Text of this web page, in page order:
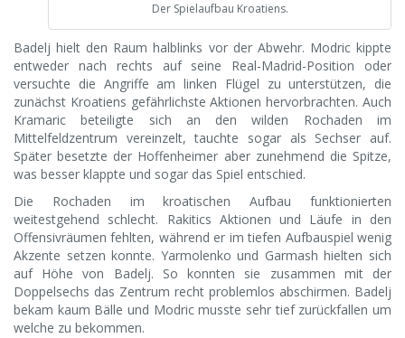
Der Spielaufbau Kroatiens.
Badelj hielt den Raum halblinks vor der Abwehr. Modric kippte
entweder nach rechts auf seine Real-Madrid-Position oder
versuchte die Angriffe am linken Flügel zu unterstützen, die
zunächst Kroatiens gefährlichste Aktionen hervorbrachten. Auch
Kramaric beteiligte sich an den wilden Rochaden im
Mittelfeldzentrum vereinzelt, tauchte sogar als Sechser auf.
Später besetzte der Hoffenheimer aber zunehmend die Spitze,
was besser klappte und sogar das Spiel entschied.
Die Rochaden im kroatischen Aufbau funktionierten
weitestgehend schlecht. Rakitics Aktionen und Läufe in den
Offensivräumen fehlten, während er im tiefen Aufbauspiel wenig
Akzente setzen konnte. Yarmolenko und Garmash hielten sich
auf Höhe von Badelj. So konnten sie zusammen mit der
Doppelsechs das Zentrum recht problemlos abschirmen. Badelj
bekam kaum Bälle und Modric musste sehr tief zurückfallen um
welche zu bekommen.